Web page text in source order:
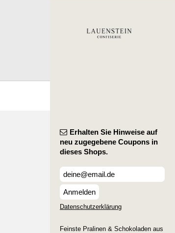
Erhalten Sie Hinweise auf
neu zugegebene Coupons in
dieses Shops.
Anmelden
Datenschutzerklärung
Feinste Pralinen & Schokoladen aus